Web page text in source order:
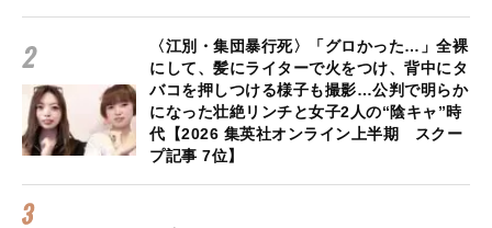
〈江別・集団暴行死〉「グロかった…」全裸
にして、髪にライターで火をつけ、背中にタ
バコを押しつける様子も撮影…公判で明らか
になった壮絶リンチと女子2人の“陰キャ”時
代【2026 集英社オンライン上半期 スクー
プ記事 7位】